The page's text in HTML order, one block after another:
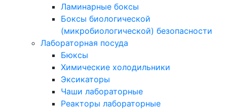
Ламинарные боксы
Боксы биологической
(микробиологической) безопасности
Лабораторная посуда
Бюксы
Химические холодильники
Эксикаторы
Чаши лабораторные
Реакторы лабораторные